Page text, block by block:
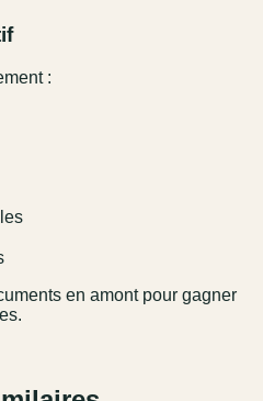
:
en amont pour gagner